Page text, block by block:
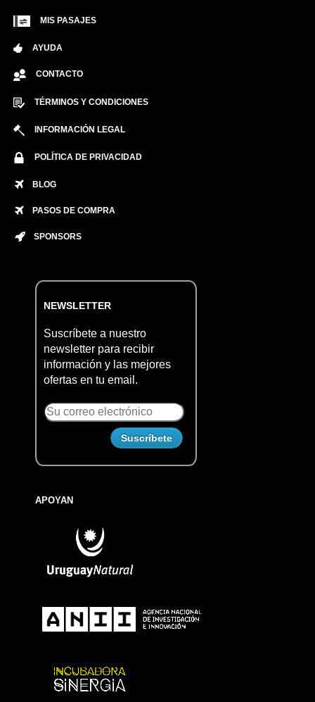
MIS PASAJES
AYUDA
CONTACTO
TÉRMINOS Y CONDICIONES
INFORMACIÓN LEGAL
POLÍTICA DE PRIVACIDAD
BLOG
PASOS DE COMPRA
SPONSORS
NEWSLETTER
Suscríbete a nuestro
newsletter para recibir
información y las mejores
ofertas en tu email.
APOYAN